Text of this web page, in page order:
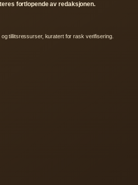
fortlopende av redaksjonen.
og tillitsressurser, kuratert for rask verifisering.